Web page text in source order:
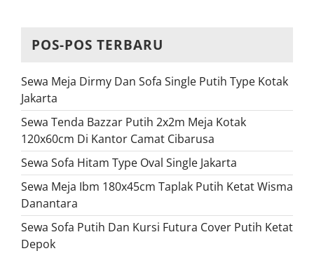
POS-POS TERBARU
Sewa Meja Dirmy Dan Sofa Single Putih Type Kotak
Jakarta
Sewa Tenda Bazzar Putih 2x2m Meja Kotak
120x60cm Di Kantor Camat Cibarusa
Sewa Sofa Hitam Type Oval Single Jakarta
Sewa Meja Ibm 180x45cm Taplak Putih Ketat Wisma
Danantara
Sewa Sofa Putih Dan Kursi Futura Cover Putih Ketat
Depok